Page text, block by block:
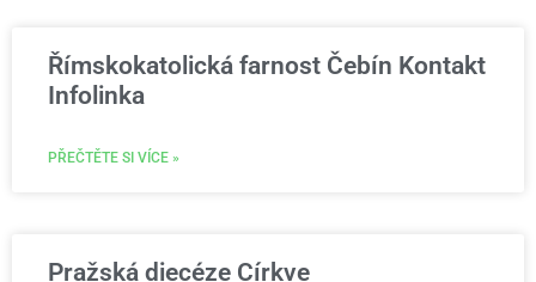
Římskokatolická farnost Čebín Kontakt
Infolinka
PŘEČTĚTE SI VÍCE »
Pražská diecéze Církve